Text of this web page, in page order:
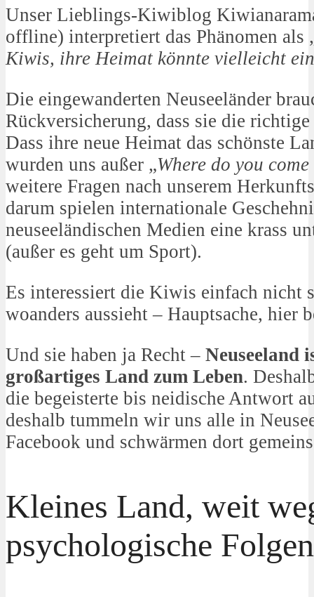
Unser Lieblings-Kiwiblog
offline) interpretiert das Phänomen als
Kiwis, ihre Heimat könnte vielleicht
Die eingewanderten Neuseeländer
Rückversicherung, dass sie die
Dass ihre neue Heimat das schönste
wurden uns außer „Where do you
weitere Fragen nach unserem
darum spielen internationale
neuseeländischen Medien eine krass
(außer es geht um Sport).
Es interessiert die Kiwis einfach nicht
woanders aussieht – Hauptsache, hier
Und sie haben ja Recht – Neuseeland
großartiges Land zum Leben.
die begeisterte bis neidische Antwort
deshalb tummeln wir uns alle in
Facebook und schwärmen dort
Kleines Land, weit
psychologische Folgen